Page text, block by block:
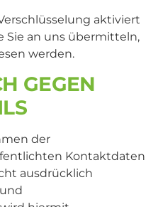
aktiviert
Sie an uns übermitteln,
werden.
GEGEN
der
Kontaktdaten
ausdrücklich